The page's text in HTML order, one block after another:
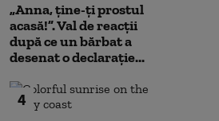
„Anna, ţine-ţi prostul
acasă!”. Val de reacții
după ce un bărbat a
desenat o declarație...
4